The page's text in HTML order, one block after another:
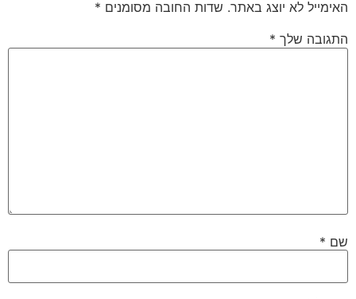
האימייל לא יוצג באתר. שדות החובה מסומנים *
התגובה שלך *
שם *